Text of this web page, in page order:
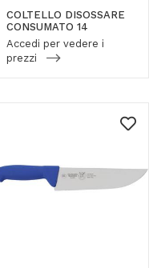
COLTELLO DISOSSARE
CONSUMATO 14
Accedi per vedere i
prezzi